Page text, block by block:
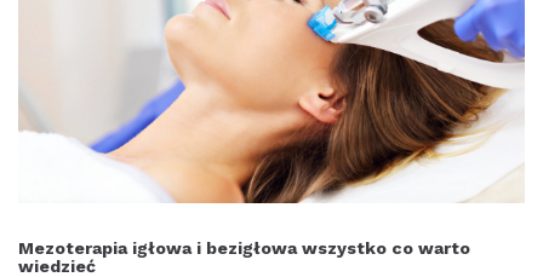
Mezoterapia igłowa i bezigłowa wszystko co warto
wiedzieć